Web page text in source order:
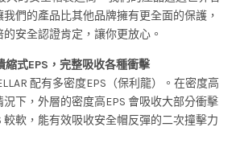
們的產品比其他品牌擁有更全面的保護，
安全認證肯定，讓你更放心。
式EPS，完整吸收各種衝擊
配有多密度EPS（保利龍）。在密度高
況下，外層的密度高EPS 會吸收大部分衝擊
較軟，能有效吸收安全帽反彈的二次撞擊力